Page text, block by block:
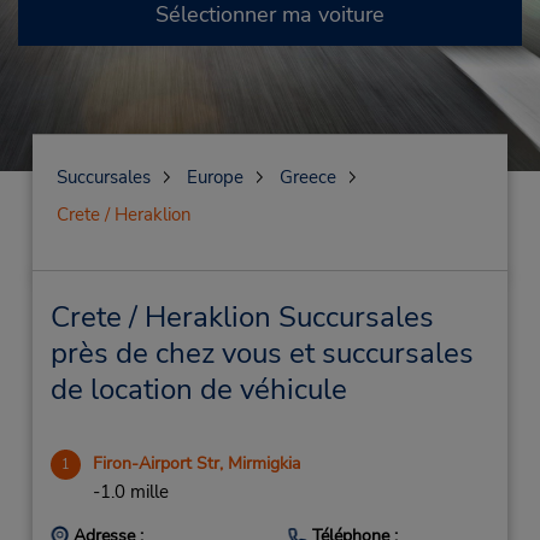
Sélectionner ma voiture
Succursales Europe
Greece
Crete / Heraklion
Crete / Heraklion Succursales
près de chez vous et succursales
de location de véhicule
1 Firon-Airport Str, Mirmigkia
-1.0 mille